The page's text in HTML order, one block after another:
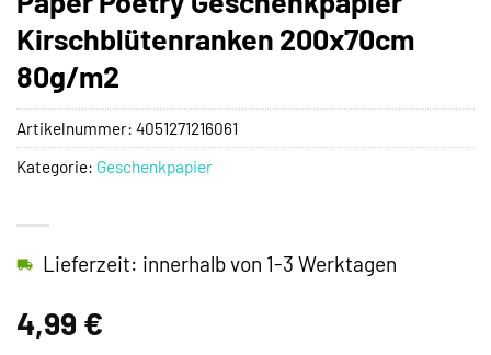
Kirschblütenranken 200x70cm
80g/m2
4,99 €
Lieferzeit: innerhalb von 1-3 Werktagen
Artikelnummer: 4051271216061
Kategorie: Geschenkpapier